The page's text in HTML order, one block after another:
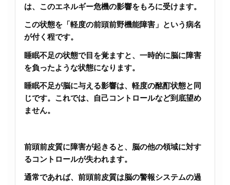
は、このエネルギー危機の影響をもろに受けます。
この状態を「軽度の前頭前野機能障害」という病名
が付く程です。
睡眠不足の状態で目を覚ますと、一時的に脳に障害
を負ったような状態になります。
睡眠不足が脳に与える影響は、軽度の酩酊状態と同
じです。これでは、自己コントロールなど到底望め
ません。
前頭前皮質に障害が起きると、脳の他の領域に対す
るコントロールが失われます。
通常であれば、前頭前皮質は脳の警報システムの過